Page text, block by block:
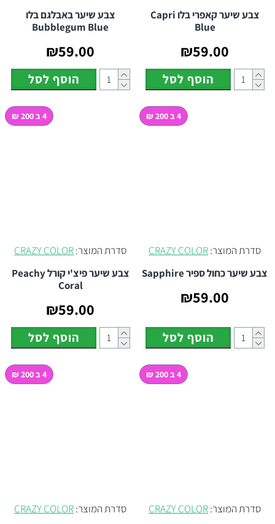
צבע שיער קאפרי בלו Capri
Blue
₪59.00
הוסף לסל
צבע שיער באבלגם בלו
Bubblegum Blue
₪59.00
הוסף לסל
4 ב 200 ₪
סדרת המוצר:CRAZY COLOR
צבע שיער כחול ספיר Sapphire
₪59.00
הוסף לסל
4 ב 200 ₪
סדרת המוצר:CRAZY COLOR
צבע שיער פיצ'י קורל Peachy
Coral
₪59.00
הוסף לסל
4 ב 200 ₪
סדרת המוצר:CRAZY COLOR
4 ב 200 ₪
סדרת המוצר:CRAZY COLOR